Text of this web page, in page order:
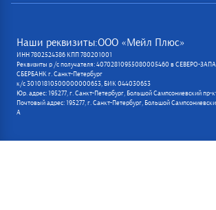
Наши реквизиты:ООО «Мейл Плюс»
ИНН 7802524386 КПП 780201001
Реквизиты р /с получателя: 40702810955080005460 в СЕВЕРО-
СБЕРБАНК г. Санкт-Петербург
к/с 30101810500000000653, БИК 044030653
Юр. адрес: 195277, г. Санкт-Петербург, Большой Сампсониевский
Почтовый адрес: 195277, г. Санкт-Петербург, Большой
А